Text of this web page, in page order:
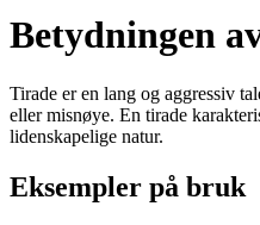
Betydningen
Tirade er en lang og aggressiv
eller misnøye. En tirade
lidenskapelige natur.
Eksempler på bruk